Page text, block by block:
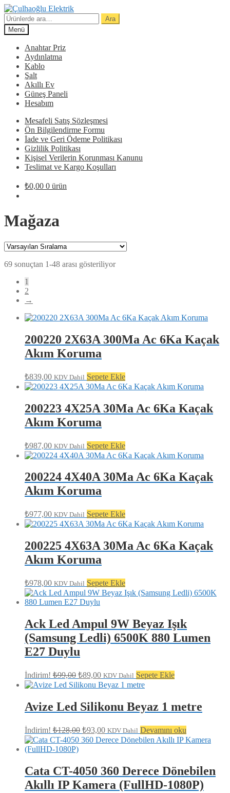
Dolaşıma
geç
İçeriğe
geç
Ara:
Ara
Menü
Anahtar Priz
Aydınlatma
Kablo
Şalt
Akıllı Ev
Güneş Paneli
Hesabım
Mesafeli Satış Sözleşmesi
Ön Bilgilendirme Formu
İade ve Geri Ödeme Politikası
Gizlilik Politikası
Kişisel Verilerin Korunması Kanunu
Teslimat ve Kargo Koşulları
₺0,00 0 ürün
Mağaza
69 sonuçtan 1-48 arası gösteriliyor
1
2
→
200220 2X63A 300Ma Ac 6Ka Kaçak
Akım Koruma
₺839,00 KDV Dahil Sepete Ekle
200223 4X25A 30Ma Ac 6Ka Kaçak
Akım Koruma
₺987,00 KDV Dahil Sepete Ekle
200224 4X40A 30Ma Ac 6Ka Kaçak
Akım Koruma
₺977,00 KDV Dahil Sepete Ekle
200225 4X63A 30Ma Ac 6Ka Kaçak
Akım Koruma
₺978,00 KDV Dahil Sepete Ekle
Ack Led Ampul 9W Beyaz Işık
(Samsung Ledli) 6500K 880 Lumen
E27 Duylu
İndirim! ₺99,00 Orijinal
fiyat:
₺89,00Şu
andaki
fiyat:
KDV Dahil Sepete Ekle
Avize Led Silikonu Beyaz 1 metre
İndirim! ₺128,00 Orijinal
fiyat:
₺93,00Şu
andaki
fiyat:
KDV Dahil Devamını oku
Cata CT-4050 360 Derece Dönebilen
Akıllı IP Kamera (FullHD-1080P)